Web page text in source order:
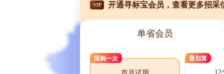
VIP 开通寻标宝会员，查看更多招采
单省会员
限购一次
首月试用
最划算
12